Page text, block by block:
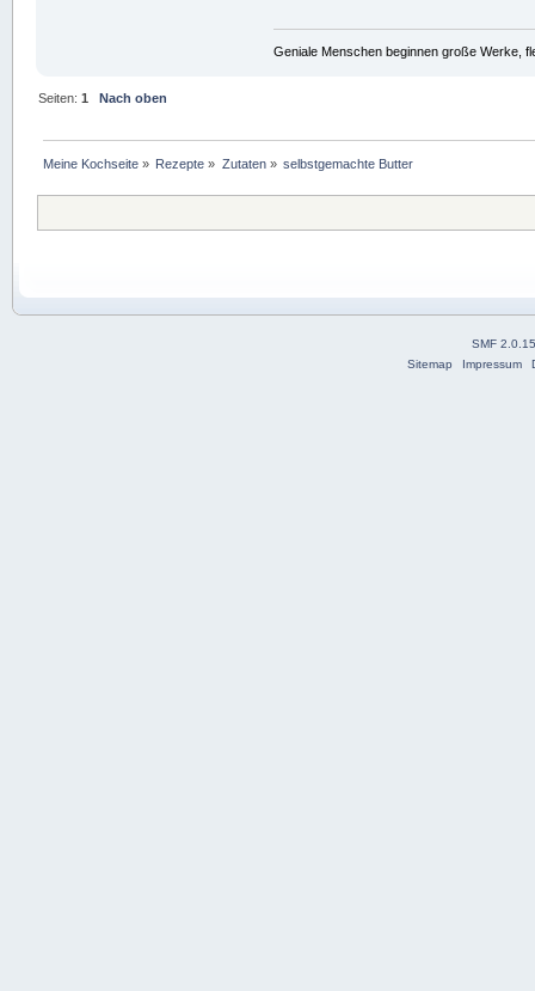
Geniale Menschen beginnen große Werke,
Seiten:1 Nach oben
Meine Kochseite » Rezepte » Zutaten» selbstgemachte Butter
SMF
Sitemap
Impressum